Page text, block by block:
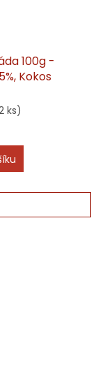
100g -
Kokos
ks)